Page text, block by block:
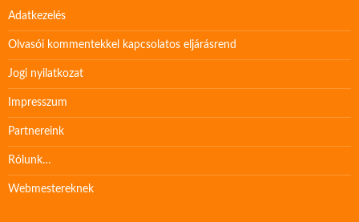
Adatkezelés
Olvasói kommentekkel kapcsolatos eljárásrend
Jogi nyilatkozat
Impresszum
Partnereink
Rólunk…
Webmestereknek